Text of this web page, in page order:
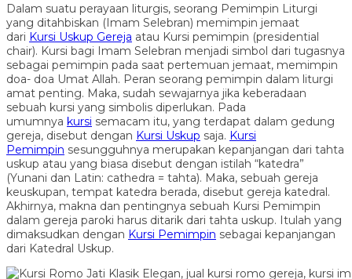
Dalam suatu perayaan liturgis, seorang Pemimpin Liturgi
yang ditahbiskan (Imam Selebran) memimpin jemaat
dari Kursi Uskup Gereja atau Kursi pemimpin (presidential
chair). Kursi bagi Imam Selebran menjadi simbol dari tugasnya
sebagai pemimpin pada saat pertemuan jemaat, memimpin
doa- doa Umat Allah. Peran seorang pemimpin dalam liturgi
amat penting. Maka, sudah sewajarnya jika keberadaan
sebuah kursi yang simbolis diperlukan. Pada
umumnya kursi semacam itu, yang terdapat dalam gedung
gereja, disebut dengan Kursi Uskup saja. Kursi
Pemimpin sesungguhnya merupakan kepanjangan dari tahta
uskup atau yang biasa disebut dengan istilah “katedra”
(Yunani dan Latin: cathedra = tahta). Maka, sebuah gereja
keuskupan, tempat katedra berada, disebut gereja katedral.
Akhirnya, makna dan pentingnya sebuah Kursi Pemimpin
dalam gereja paroki harus ditarik dari tahta uskup. Itulah yang
dimaksudkan dengan Kursi Pemimpin sebagai kepanjangan
dari Katedral Uskup.